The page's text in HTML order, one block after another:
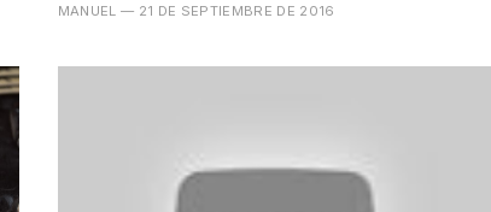
MANUEL — 21 DE SEPTIEMBRE DE 2016